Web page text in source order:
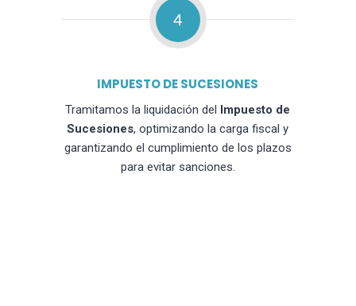
4
IMPUESTO DE SUCESIONES
Tramitamos la liquidación del Impuesto de
Sucesiones, optimizando la carga fiscal y
garantizando el cumplimiento de los plazos
para evitar sanciones.